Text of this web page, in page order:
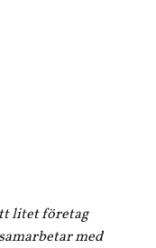
litet företag
med